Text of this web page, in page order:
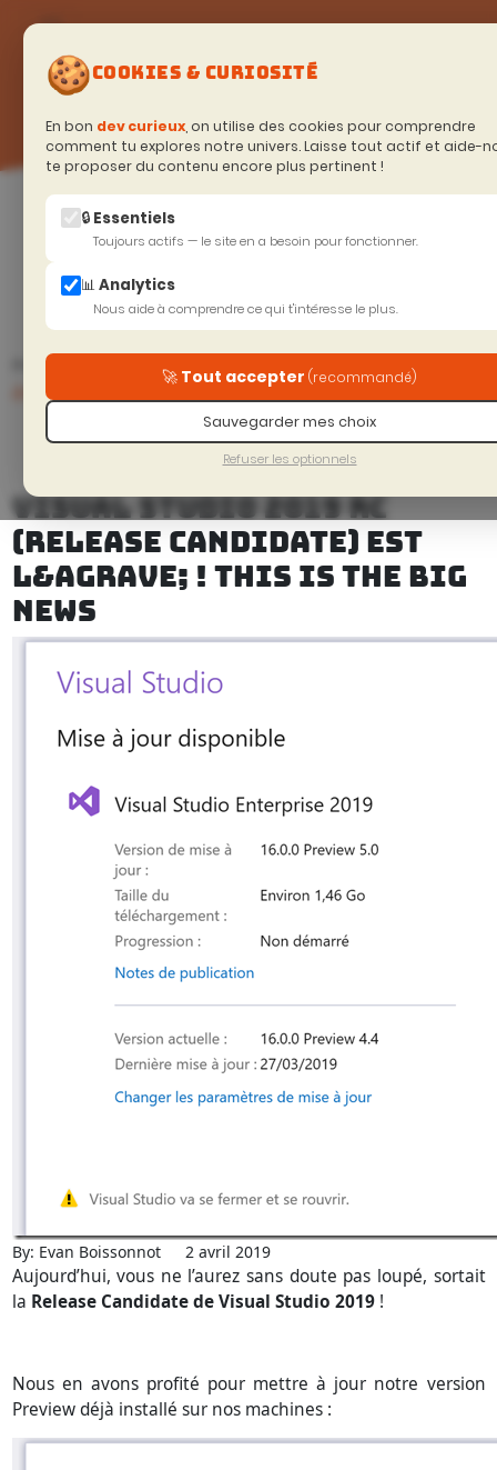
🍪COOKIES & CURIOSITÉ
En bon dev curieux, on utilise des cookies pour comprendre
comment tu explores notre univers. Laisse tout actif et aide-
te proposer du contenu encore plus pertinent !
🔒 Essentiels
Toujours actifs — le site en a besoin pour fonctionner.
📊 Analytics
Nous aide à comprendre ce qui t'intéresse le plus.
🚀 Tout accepter (recommandé)
Sauvegarder mes choix
Refuser les optionnels
Accueil > Soyeux curieux (Blog)
Résumé
Prec.
Curious news du 16
avril 2025
Journal d'une
application .net core 2.0 -
C'était quoi le contexte
VISUAL STUDIO 2019 RC
(RELEASE CANDIDATE) EST
L&AGRAVE; ! THIS IS THE BIG
NEWS
By: Evan Boissonnot 2 avril 2019
Aujourd’hui, vous ne l’aurez sans doute pas loupé, sortait
la Release Candidate de Visual Studio 2019!
Nous en avons profité pour mettre à jour notre version
Preview déjà installé sur nos machines :